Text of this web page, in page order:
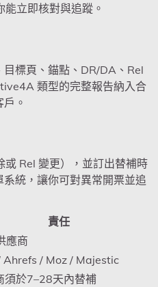
立即核對與追蹤。
標頁、錨點、DR/DA、Rel
類型的完整報告納入合
。
Rel 變更），並訂出替補時
統，讓你可對異常開票並追
責任
應商
Ahrefs / Moz / Majestic
須於7–28天內替補